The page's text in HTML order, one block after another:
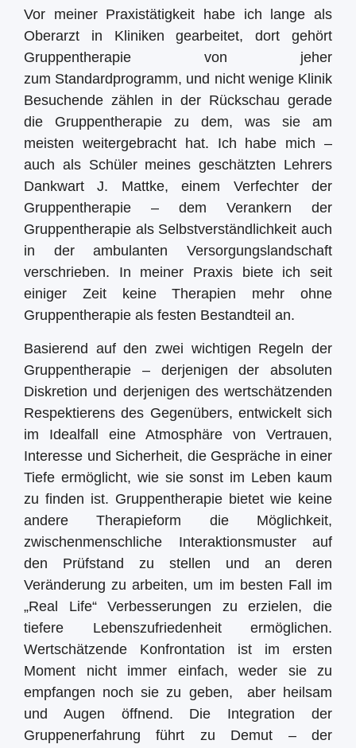
Vor meiner Praxistätigkeit habe ich lange als
Oberarzt in Kliniken gearbeitet, dort gehört
Gruppentherapie von jeher
zum Standardprogramm, und nicht wenige Klinik
Besuchende zählen in der Rückschau gerade
die Gruppentherapie zu dem, was sie am
meisten weitergebracht hat. Ich habe mich –
auch als Schüler meines geschätzten Lehrers
Dankwart J. Mattke, einem Verfechter der
Gruppentherapie – dem Verankern der
Gruppentherapie als Selbstverständlichkeit auch
in der ambulanten Versorgungslandschaft
verschrieben. In meiner Praxis biete ich seit
einiger Zeit keine Therapien mehr ohne
Gruppentherapie als festen Bestandteil an.
Basierend auf den zwei wichtigen Regeln der
Gruppentherapie – derjenigen der absoluten
Diskretion und derjenigen des wertschätzenden
Respektierens des Gegenübers, entwickelt sich
im Idealfall eine Atmosphäre von Vertrauen,
Interesse und Sicherheit, die Gespräche in einer
Tiefe ermöglicht, wie sie sonst im Leben kaum
zu finden ist. Gruppentherapie bietet wie keine
andere Therapieform die Möglichkeit,
zwischenmenschliche Interaktionsmuster auf
den Prüfstand zu stellen und an deren
Veränderung zu arbeiten, um im besten Fall im
„Real Life“ Verbesserungen zu erzielen, die
tiefere Lebenszufriedenheit ermöglichen.
Wertschätzende Konfrontation ist im ersten
Moment nicht immer einfach, weder sie zu
empfangen noch sie zu geben, aber heilsam
und Augen öffnend. Die Integration der
Gruppenerfahrung führt zu Demut – der